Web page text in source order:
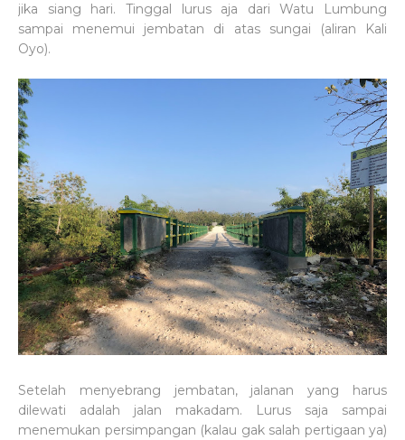
jika siang hari. Tinggal lurus aja dari Watu Lumbung
sampai menemui jembatan di atas sungai (aliran Kali
Oyo).
Setelah menyebrang jembatan, jalanan yang harus
dilewati adalah jalan makadam. Lurus saja sampai
menemukan persimpangan (kalau gak salah pertigaan ya)